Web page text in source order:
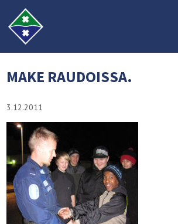
MAKE RAUDOISSA.
3.12.2011